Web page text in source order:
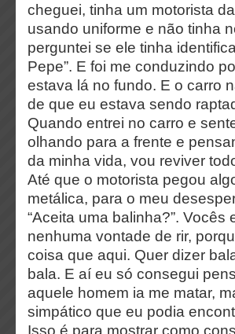
cheguei, tinha um motorista
usando uniforme e não tinha
perguntei se ele tinha
Pepe”. E foi me conduzindo
estava lá no fundo. E o carro
de que eu estava sendo
Quando entrei no carro e
olhando para a frente e
da minha vida, vou reviver
Até que o motorista pegou
metálica, para o meu
“Aceita uma balinha?”.
nenhuma vontade de rir,
coisa que aqui. Quer dizer
bala. E aí eu só consegui
aquele homem ia me matar,
simpático que eu podia
Isso é para mostrar como